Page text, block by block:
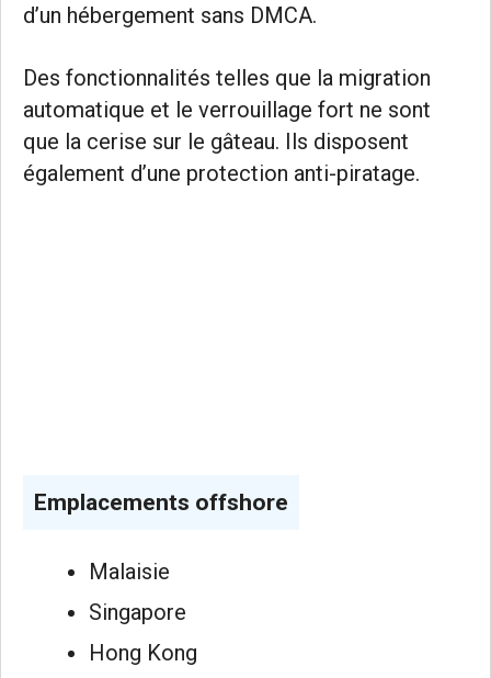
d’un hébergement sans DMCA.
Des fonctionnalités telles que la migration
automatique et le verrouillage fort ne sont
que la cerise sur le gâteau. Ils disposent
également d’une protection anti-piratage.
Emplacements offshore
Malaisie
Singapore
Hong Kong